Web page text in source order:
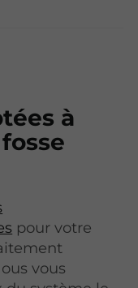
à
pour votre
vous